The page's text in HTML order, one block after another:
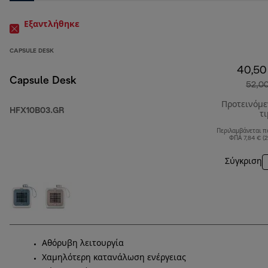
Εξαντλήθηκε
CAPSULE DESK
Capsule Desk
HFX10B03.GR
Περιλαμβάνεται
ΦΠΑ 7,84 €
Σύγκριση
Αθόρυβη λειτουργία
Χαμηλότερη κατανάλωση ενέργειας